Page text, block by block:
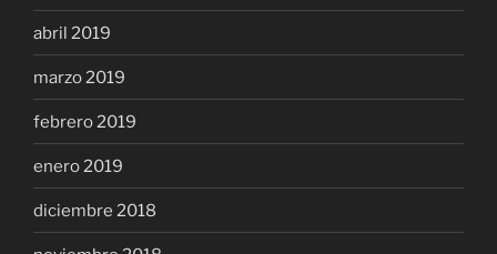
abril 2019
marzo 2019
febrero 2019
enero 2019
diciembre 2018